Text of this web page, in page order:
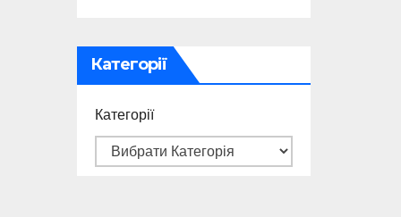
Категорії
Категорії